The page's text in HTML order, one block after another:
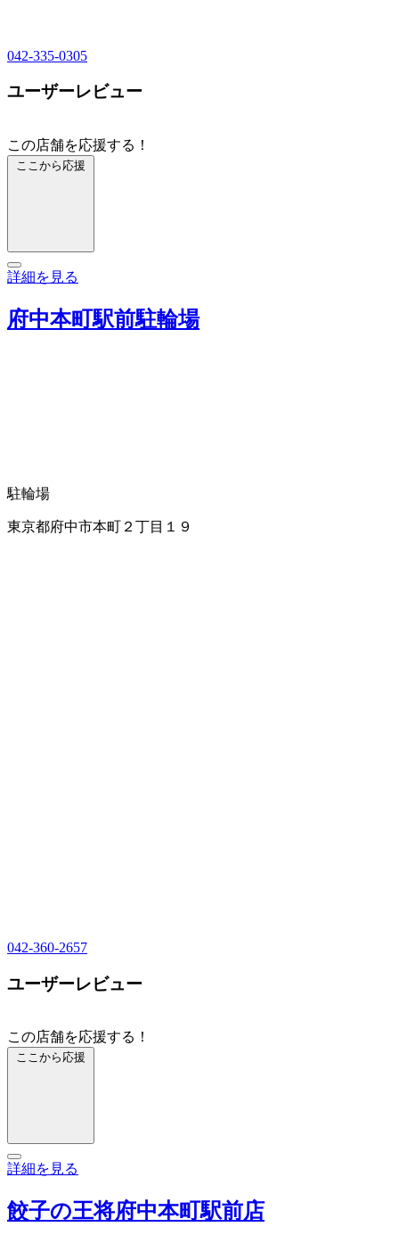
042-335-0305
ユーザーレビュー
この店舗を応援する！
ここから応援
詳細を見る
府中本町駅前駐輪場
駐輪場
東京都府中市本町２丁目１９
042-360-2657
ユーザーレビュー
この店舗を応援する！
ここから応援
詳細を見る
餃子の王将府中本町駅前店